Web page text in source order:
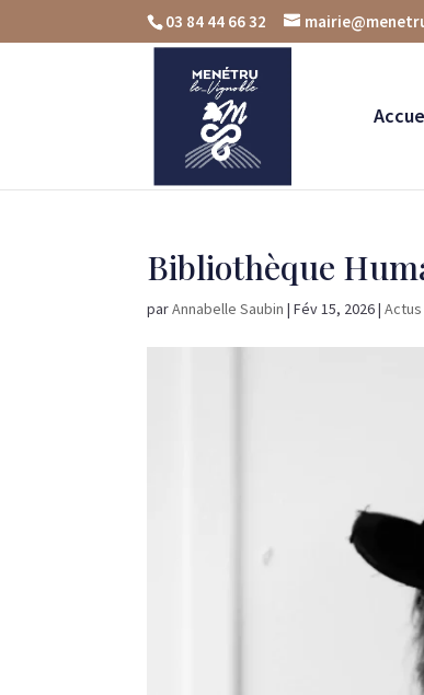
03 84 44 66 32
Bibliothèque
parAnnabelle Saubin |Fév 15, 2026|